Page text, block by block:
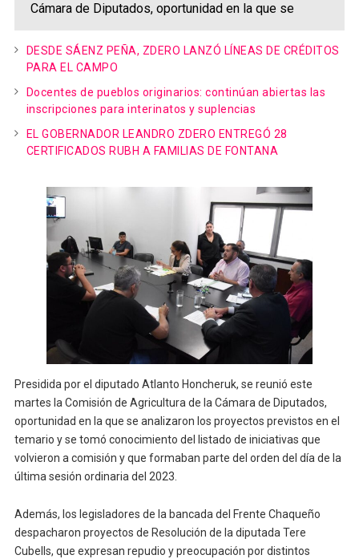
Cámara de Diputados, oportunidad en la que se
DESDE SÁENZ PEÑA, ZDERO LANZÓ LÍNEAS DE CRÉDITOS
PARA EL CAMPO
Docentes de pueblos originarios: continúan abiertas las
inscripciones para interinatos y suplencias
EL GOBERNADOR LEANDRO ZDERO ENTREGÓ 28
CERTIFICADOS RUBH A FAMILIAS DE FONTANA
Presidida por el diputado Atlanto Honcheruk, se reunió este
martes la Comisión de Agricultura de la Cámara de Diputados,
oportunidad en la que se analizaron los proyectos previstos en el
temario y se tomó conocimiento del listado de iniciativas que
volvieron a comisión y que formaban parte del orden del día de la
última sesión ordinaria del 2023.
Además, los legisladores de la bancada del Frente Chaqueño
despacharon proyectos de Resolución de la diputada Tere
Cubells, que expresan repudio y preocupación por distintos